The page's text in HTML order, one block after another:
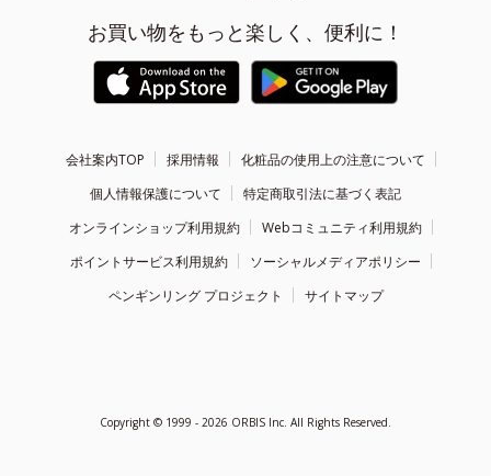
お買い物をもっと楽しく、便利に！
会社案内TOP 採用情報
化粧品の使用上の注意について
個人情報保護について
特定商取引法に基づく表記
オンラインショップ利用規約
Webコミュニティ利用規約
ポイントサービス利用規約
ソーシャルメディアポリシー
ペンギンリング プロジェクト
サイトマップ
Copyright © 1999 - 2026 ORBIS Inc. All Rights Reserved.